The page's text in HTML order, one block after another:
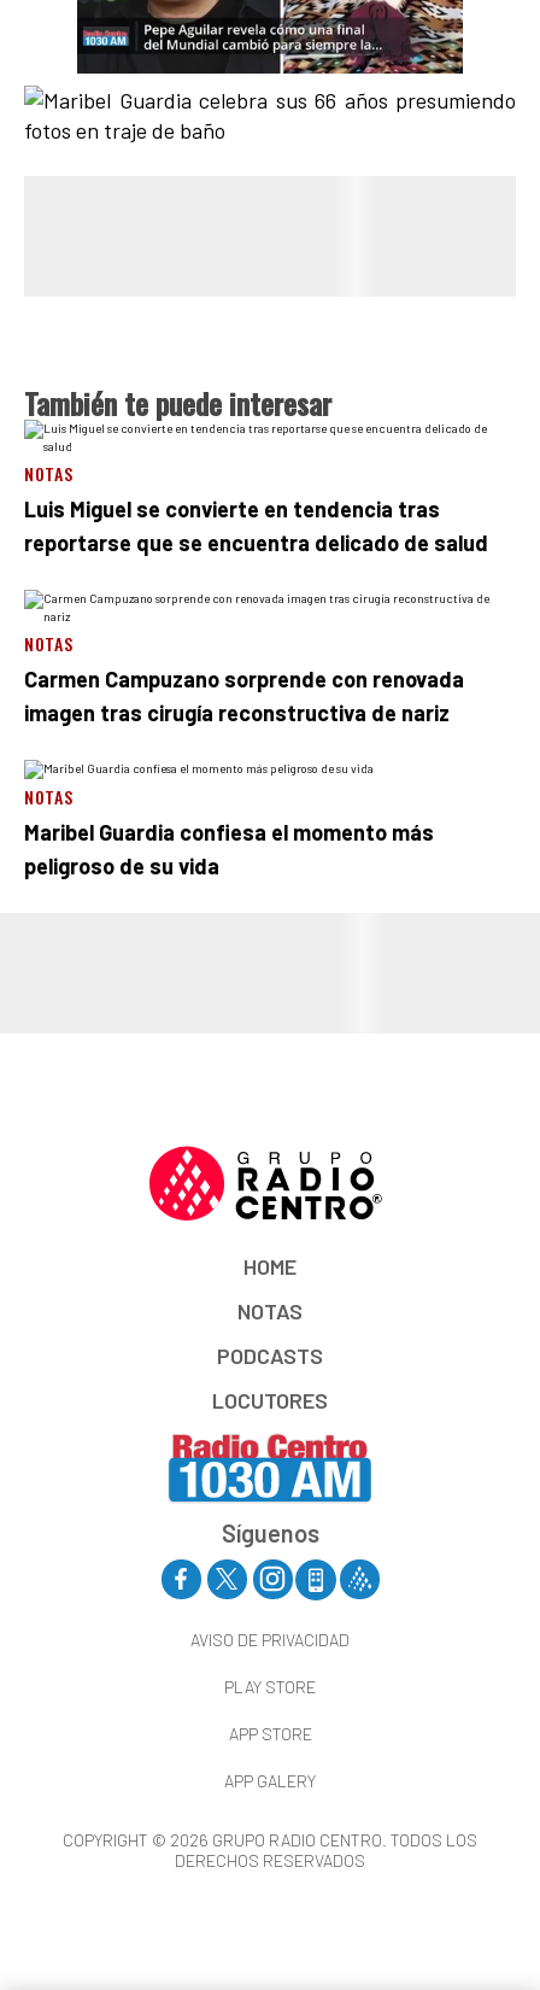
También te puede interesar
NOTAS
Luis Miguel se convierte en tendencia tras
reportarse que se encuentra delicado de salud
NOTAS
Carmen Campuzano sorprende con renovada
imagen tras cirugía reconstructiva de nariz
NOTAS
Maribel Guardia confiesa el momento más
peligroso de su vida
HOME
NOTAS
PODCASTS
LOCUTORES
Síguenos
AVISO DE PRIVACIDAD
PLAY STORE
APP STORE
APP GALERY
COPYRIGHT © 2026 GRUPO RADIO CENTRO. TODOS LOS
DERECHOS RESERVADOS